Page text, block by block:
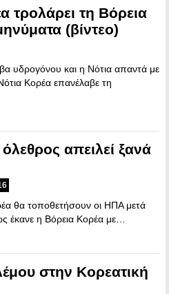
τρολάρει τη Βόρεια
(βίντεο)
υδρογόνου και η Νότια απαντά με
Κορέα επανέλαβε τη
απειλεί ξανά
θα τοποθετήσουν οι ΗΠΑ μετά
έκανε η Βόρεια Κορέα με…
στην Κορεατική